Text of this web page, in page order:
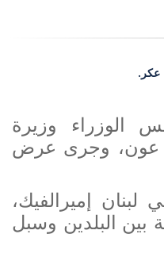
عكر.
الوزراء وزيرة
عون، وجرى عرض
إميرالفيك،
بين البلدين وسبل